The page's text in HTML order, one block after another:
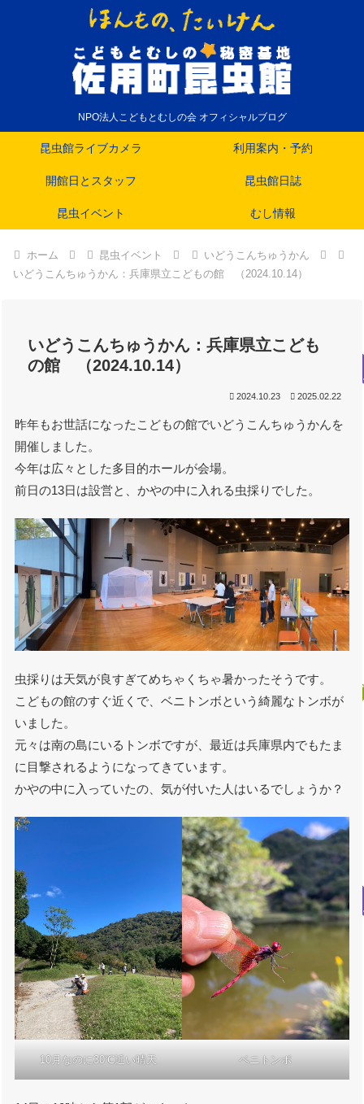
NPO法人こどもとむしの会 オフィシャルブログ
昆虫館ライブカメラ 利用案内・予約
開館日とスタッフ 昆虫館日誌
昆虫イベント むし情報
ホーム 昆虫イベント
いどうこんちゅうかん
いどうこんちゅうかん：兵庫県立こどもの館 （2024.10.14）
いどうこんちゅうかん：兵庫県立こども
の館 （2024.10.14）
2024.10.23 2025.02.22
昨年もお世話になったこどもの館でいどうこんちゅうかんを
開催しました。
今年は広々とした多目的ホールが会場。
前日の13日は設営と、かやの中に入れる虫採りでした。
虫採りは天気が良すぎてめちゃくちゃ暑かったそうです。
こどもの館のすぐ近くで、ベニトンボという綺麗なトンボが
いました。
元々は南の島にいるトンボですが、最近は兵庫県内でもたま
に目撃されるようになってきています。
かやの中に入っていたの、気が付いた人はいるでしょうか？
10月なのに30℃近い晴天 ベニトンボ